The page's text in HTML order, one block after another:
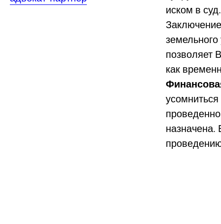
иском в суд.
позволяет
как
назначена.